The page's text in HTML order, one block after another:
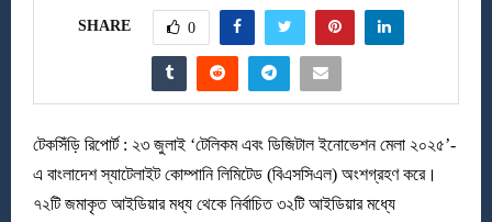
SHARE 0
টেকসিঁড়ি রিপোর্ট : ২৩ জুলাই ‘টেলিকম এবং ডিজিটাল ইনোভেশন মেলা ২০২৫’-
এ বাংলাদেশ স্যাটেলাইট কোম্পানি লিমিটেড (বিএসসিএল) অংশগ্রহণ করে।
৭২টি জমাকৃত আইডিয়ার মধ্য থেকে নির্বাচিত ৩২টি আইডিয়ার মধ্যে